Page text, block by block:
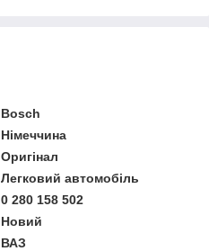
Bosch
Німеччина
Оригінал
Легковий автомобіль
0 280 158 502
Новий
ВАЗ